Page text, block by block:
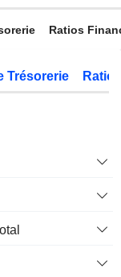
Ratios
Trésorerie